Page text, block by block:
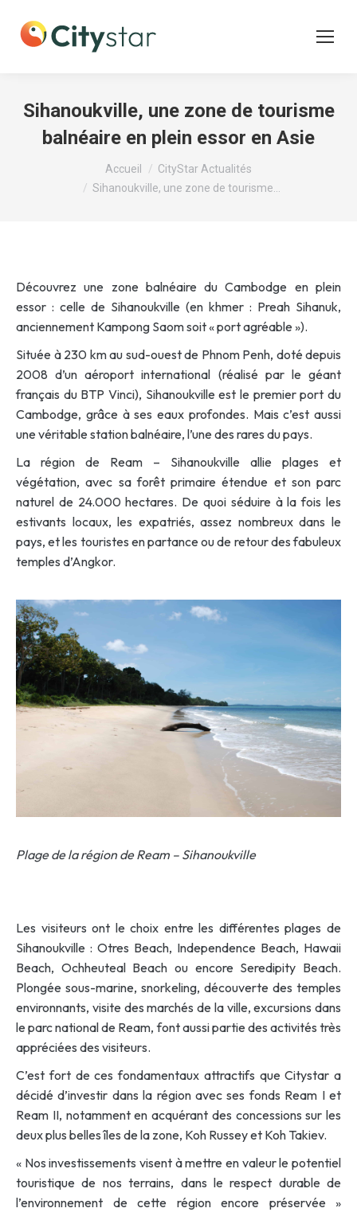
Sihanoukville, une zone de tourisme
balnéaire en plein essor en Asie
Accueil
CityStar Actualités
Sihanoukville, une zone de tourisme…
Découvrez une zone balnéaire du Cambodge en plein
essor : celle de Sihanoukville (en khmer : Preah Sihanuk,
anciennement Kampong Saom soit « port agréable »).
Située à 230 km au sud-ouest de Phnom Penh, doté depuis
2008 d’un aéroport international (réalisé par le géant
français du BTP Vinci), Sihanoukville est le premier port du
Cambodge, grâce à ses eaux profondes. Mais c’est aussi
une véritable station balnéaire, l’une des rares du pays.
La région de Ream – Sihanoukville allie plages et
végétation, avec sa forêt primaire étendue et son parc
naturel de 24.000 hectares. De quoi séduire à la fois les
estivants locaux, les expatriés, assez nombreux dans le
pays, et les touristes en partance ou de retour des fabuleux
temples d’Angkor.
Plage de la région de Ream – Sihanoukville
Les visiteurs ont le choix entre les différentes plages de
Sihanoukville : Otres Beach, Independence Beach, Hawaii
Beach, Ochheuteal Beach ou encore Seredipity Beach.
Plongée sous-marine, snorkeling, découverte des temples
environnants, visite des marchés de la ville, excursions dans
le parc national de Ream, font aussi partie des activités très
appréciées des visiteurs.
C’est fort de ces fondamentaux attractifs que Citystar a
décidé d’investir dans la région avec ses fonds Ream I et
Ream II, notamment en acquérant des concessions sur les
deux plus belles îles de la zone, Koh Russey et Koh Takiev.
« Nos investissements visent à mettre en valeur le potentiel
touristique de nos terrains, dans le respect durable de
l’environnement de cette région encore préservée »